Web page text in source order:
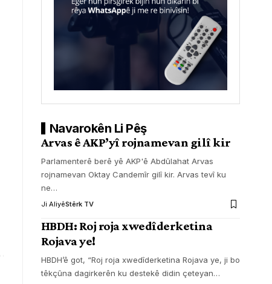
Navarokên Li Pêş
Arvas ê AKP’yî rojnamevan gilî kir
Parlamenterê berê yê AKP'ê Abdûlahat Arvas
rojnamevan Oktay Candemîr gilî kir. Arvas tevî ku
ne…
Ji AliyêStêrk TV
HBDH: Roj roja xwedîderketina
Rojava ye!
HBDH’ê got, “Roj roja xwedîderketina Rojava ye, ji bo
têkçûna dagirkerên ku destekê didin çeteyan…